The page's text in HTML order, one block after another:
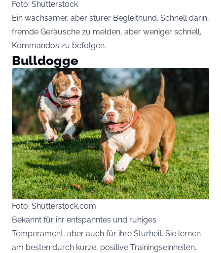
Foto: Shutterstock
Ein wachsamer, aber sturer Begleithund. Schnell darin,
fremde Geräusche zu melden, aber weniger schnell,
Kommandos zu befolgen.
Bulldogge
Foto: Shutterstock.com
Bekannt für ihr entspanntes und ruhiges
Temperament, aber auch für ihre Sturheit. Sie lernen
am besten durch kurze, positive Trainingseinheiten.